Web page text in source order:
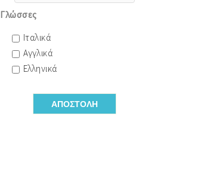
Γλώσσες
Ιταλικά
Αγγλικά
Ελληνικά